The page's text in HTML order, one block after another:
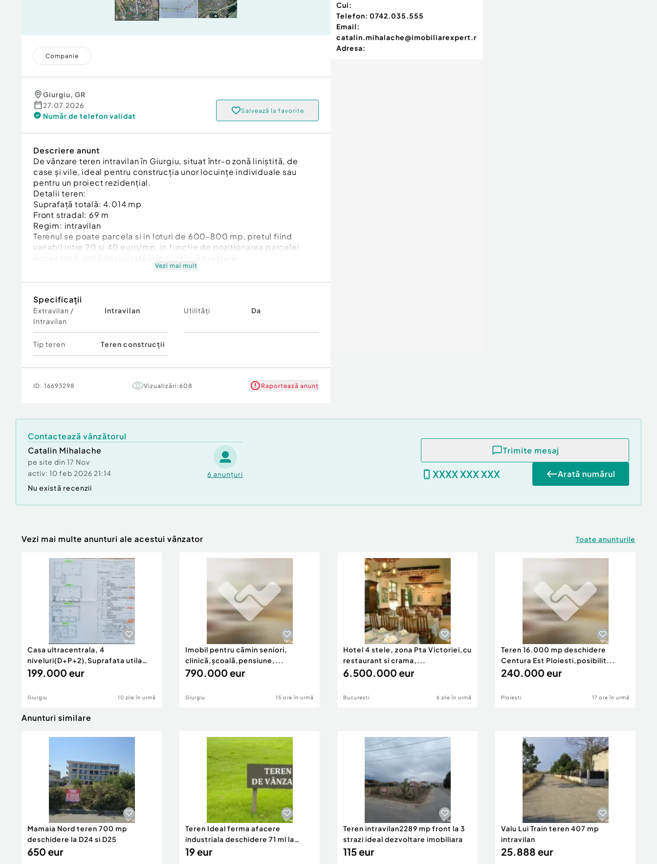
Companie
Giurgiu, GR
27.07.2026
Număr de telefon validat
Salvează la favorite
Descriere anunt
De vânzare teren intravilan în Giurgiu, situat într-o zonă liniștită, de
case și vile, ideal pentru construcția unor locuințe individuale sau
pentru un proiect rezidențial.
Detalii teren:
Suprafață totală: 4.014 mp
Front stradal: 69 m
Regim: intravilan
Terenul se poate parcela si in loturi de 600-800 mp, pretul fiind
variabil intre 20 si 40 euro/mp, in functie de pozitionarea parcelei.
Toate utilitățile disponibile în apropiere
Vezi mai mult
Specificații
Extravilan /
Intravilan
Intravilan Utilități Da
Tip teren Teren construcții
ID: 16693298 Vizualizări:608 Raportează anunț
Cui:
Telefon: 0742.035.555
Email:
catalin.mihalache@imobiliarexpert.ro
Adresa:
Contactează vânzătorul
Catalin Mihalache
pe site din 17 Nov
activ: 10 feb 2026 21:14 6 anunțuri
Nu există recenzii
Trimite mesaj
XXXX XXX XXX Arată numărul
Vezi mai multe anunturi ale acestui vânzator Toate anunturile
Casa ultracentrala, 4
niveluri(D+P+2),Suprafata utila
168...
199.000 eur
Giurgiu 10 zile în urmă
Imobil pentru cămin seniori,
clinică,școală,pensiune,...
790.000 eur
Giurgiu 15 ore în urmă
Hotel 4 stele, zona Pta Victoriei,cu
restaurant si crama,...
6.500.000 eur
Bucuresti 6 zile în urmă
Teren 16.000 mp deschidere
Centura Est Ploiesti,posibilit...
240.000 eur
Ploiesti 17 ore în urmă
Anunturi similare
Mamaia Nord teren 700 mp
deschidere la D24 si D25
650 eur
Teren Ideal ferma afacere
industriala deschidere 71 ml la
DN2A
19 eur
Teren intravilan2289 mp front la 3
strazi ideal dezvoltare imobiliara
115 eur
Valu Lui Train teren 407 mp
intravilan
25.888 eur